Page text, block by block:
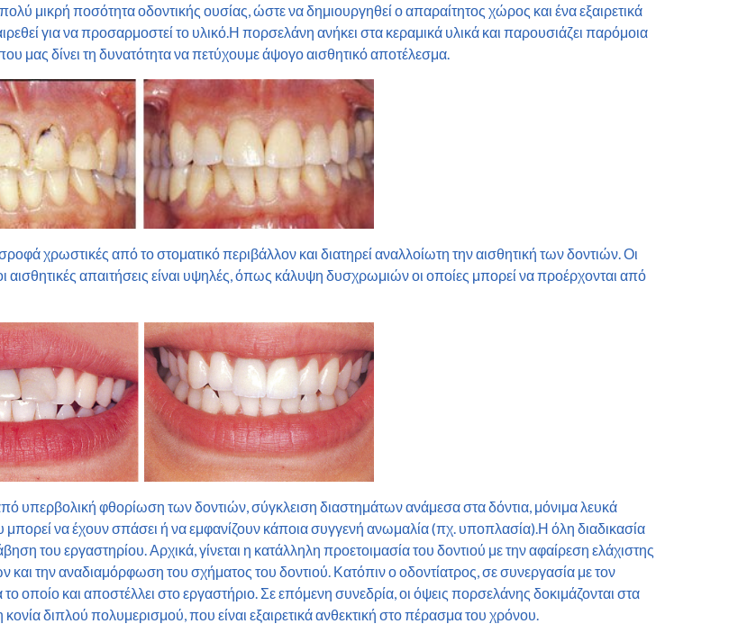
μικρή ποσότητα οδοντικής ουσίας, ώστε να δημιουργηθεί ο απαραίτητος χώρος και ένα εξαιρετικά
για να προσαρμοστεί το υλικό.Η πορσελάνη ανήκει στα κεραμικά υλικά και παρουσιάζει παρόμοια
μας δίνει τη δυνατότητα να πετύχουμε άψογο αισθητικό αποτέλεσμα.
χρωστικές από το στοματικό περιβάλλον και διατηρεί αναλλοίωτη την αισθητική των δοντιών. Οι
απαιτήσεις είναι υψηλές, όπως κάλυψη δυσχρωμιών οι οποίες μπορεί να προέρχονται από
υπερβολική φθορίωση των δοντιών, σύγκλειση διαστημάτων ανάμεσα στα δόντια, μόνιμα λευκά
μπορεί να έχουν σπάσει ή να εμφανίζουν κάποια συγγενή ανωμαλία (πχ. υποπλασία).Η όλη διαδικασία
του εργαστηρίου. Αρχικά, γίνεται η κατάλληλη προετοιμασία του δοντιού με την αφαίρεση ελάχιστης
την αναδιαμόρφωση του σχήματος του δοντιού. Κατόπιν ο οδοντίατρος, σε συνεργασία με τον
οποίο και αποστέλλει στο εργαστήριο. Σε επόμενη συνεδρία, οι όψεις πορσελάνης δοκιμάζονται στα
διπλού πολυμερισμού, που είναι εξαιρετικά ανθεκτική στο πέρασμα του χρόνου.